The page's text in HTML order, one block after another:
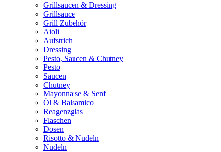
Grillsaucen & Dressing
Grillsauce
Grill Zubehör
Aioli
Aufstrich
Dressing
Pesto, Saucen & Chutney
Pesto
Saucen
Chutney
Mayonnaise & Senf
Öl & Balsamico
Reagenzglas
Flaschen
Dosen
Risotto & Nudeln
Nudeln